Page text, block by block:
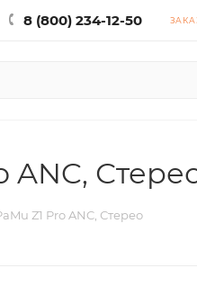
8 (800) 234-12-50
ANC,
Z1 Pro ANC, Стерео